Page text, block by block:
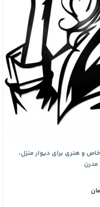
و هنری برای دیوار منزل،